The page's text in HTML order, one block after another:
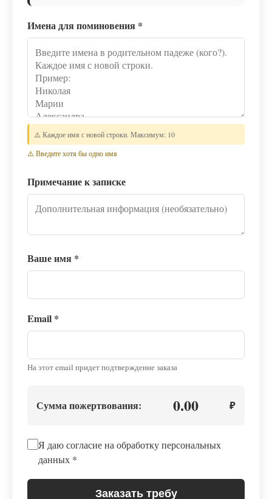
Имена для поминовения *
⚠️ Каждое имя с новой строки. Максимум: 10
⚠️ Введите хотя бы одно имя
Примечание к записке
Ваше имя *
Email *
На этот email придет подтверждение заказа
Сумма пожертвования: 0.00 ₽
Я даю согласие на обработку персональных
данных *
Заказать требу